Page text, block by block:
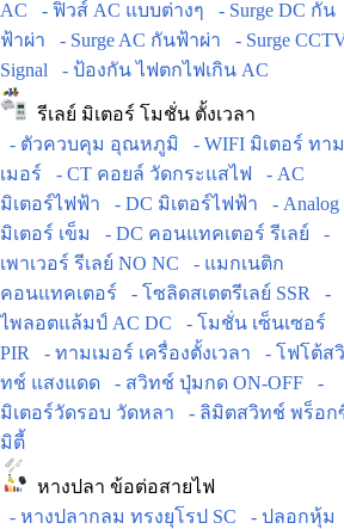
AC
- ฟิวส์ AC แบบต่างๆ
- Surge DC กัน
ฟ้าผ่า
- Surge AC กันฟ้าผ่า
- Surge
Signal
- ป้องกัน ไฟตกไฟเกิน AC
รีเลย์ มิเตอร์ โมชั่น ตั้งเวลา
- ตัวควบคุม อุณหภูมิ
- WIFI มิเตอร์ ทาม
เมอร์
- CT คอยล์ วัดกระแสไฟ
- AC
มิเตอร์ไฟฟ้า
- DC มิเตอร์ไฟฟ้า
- Analog
มิเตอร์ เข็ม
- DC คอนแทคเตอร์ รีเลย์
-
เพาเวอร์ รีเลย์ NO NC
- แมกเนติก
คอนแทคเตอร์
- โซลิดสเตตรีเลย์ SSR
-
ไพลอตแล้มป์ AC DC
- โมชั่น เซ็นเซอร์
PIR
- ทามเมอร์ เครื่องตั้งเวลา
- โฟโต้สวิ
ทช์ แสงแดด
- สวิทช์ ปุ่มกด ON-OFF
-
มิเตอร์วัดรอบ วัดหลา
- ลิมิตสวิทช์ พร็อก
มิตี้
หางปลา ข้อต่อสายไฟ
- หางปลากลม ทรงยุโรป SC
- ปลอกหุ้ม